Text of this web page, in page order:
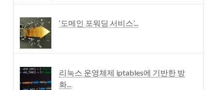
‘도메인 포워딩 서비스’...
리눅스 운영체제 iptables에 기반한 방
화...